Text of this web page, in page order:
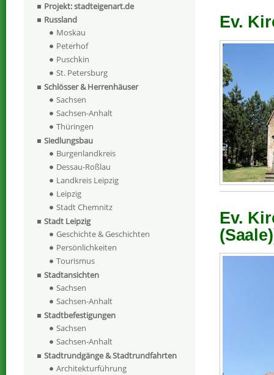
Ev.
Ev.
Projekt: stadteigenart.de
Russland
Moskau
Peterhof
Puschkin
St. Petersburg
Schlösser & Herrenhäuser
Sachsen
Sachsen-Anhalt
Thüringen
Siedlungsbau
Burgenlandkreis
Dessau-Roßlau
Landkreis Leipzig
Leipzig
Stadt Chemnitz
Stadt Leipzig
Geschichte & Geschichten
Persönlichkeiten
Tourismus
Stadtansichten
Sachsen
Sachsen-Anhalt
Stadtbefestigungen
Sachsen
Sachsen-Anhalt
Stadtrundgänge & Stadtrundfahrten
Architekturführung